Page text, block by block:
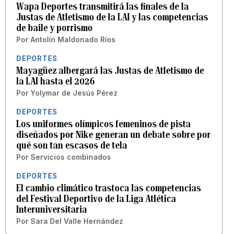
Wapa Deportes transmitirá las finales de la
Justas de Atletismo de la LAI y las competencias
de baile y porrismo
Por Antolín Maldonado Ríos
DEPORTES
Mayagüez albergará las Justas de Atletismo de
la LAI hasta el 2026
Por Yolymar de Jesús Pérez
DEPORTES
Los uniformes olímpicos femeninos de pista
diseñados por Nike generan un debate sobre por
qué son tan escasos de tela
Por Servicios combinados
DEPORTES
El cambio climático trastoca las competencias
del Festival Deportivo de la Liga Atlética
Interuniversitaria
Por Sara Del Valle Hernández